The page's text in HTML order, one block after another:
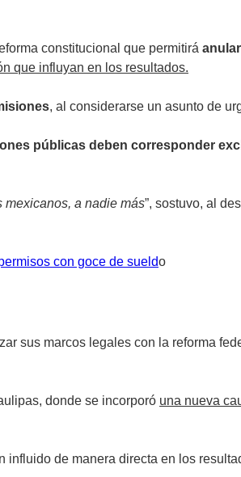
constitucional que permitirá
que influyan en los resultados.
, al considerarse un asunto de
públicas deben corresponder
a nadie más”, sostuvo, al
con goce de sueldo
sus marcos legales con la reforma
donde se incorporó una nueva
de manera directa en los